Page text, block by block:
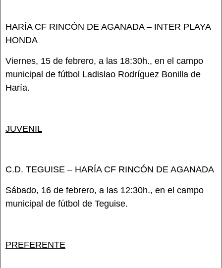
HARÍA CF RINCÓN DE AGANADA – INTER PLAYA
HONDA
Viernes, 15 de febrero, a las 18:30h., en el campo
municipal de fútbol Ladislao Rodríguez Bonilla de
Haría.
JUVENIL
C.D. TEGUISE – HARÍA CF RINCÓN DE AGANADA
Sábado, 16 de febrero, a las 12:30h., en el campo
municipal de fútbol de Teguise.
PREFERENTE